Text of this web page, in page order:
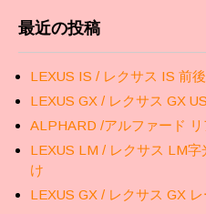
最近の投稿
LEXUS IS / レクサス IS 前
LEXUS GX / レクサス GX
ALPHARD /アルファード
LEXUS LM / レクサス LM
け
LEXUS GX / レクサス GX